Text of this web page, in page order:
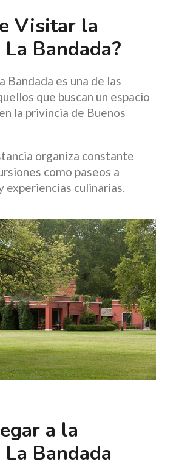
Visitar la
Bandada?
Bandada es una de las
que buscan un espacio
la privincia de Buenos
organiza constante
como paseos a
experiencias culinarias.
a la
Bandada